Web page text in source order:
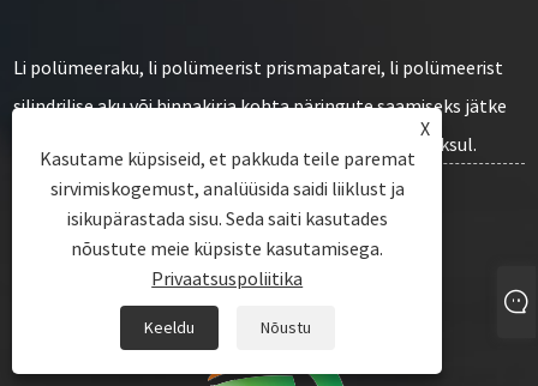
Li polümeeraku, li polümeerist prismapatarei, li polümeerist
silindrilise aku või hinnakirja kohta päringute saamiseks jätke
meile oma e-kiri ja me võtame ühendust 24 tunni jooksul.
PÄRING KOHE
X
Kasutame küpsiseid, et pakkuda teile paremat
sirvimiskogemust, analüüsida saidi liiklust ja
isikupärastada sisu. Seda saiti kasutades
nõustute meie küpsiste kasutamisega.
Privaatsuspoliitika
Keeldu Nõustu